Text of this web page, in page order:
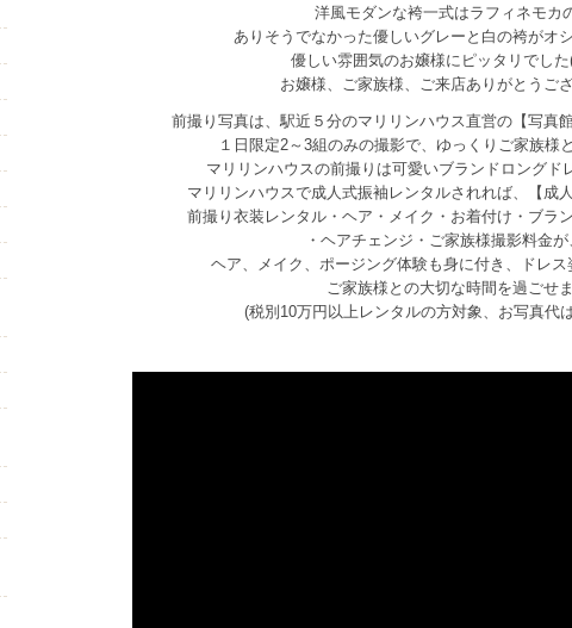
洋風モダンな袴一式はラフィネモカ
ありそうでなかった優しいグレーと白の袴がオ
優しい雰囲気のお嬢様にピッタリでし
お嬢様、ご家族様、ご来店ありがとうご
前撮り写真は、駅近５分のマリリンハウス直営の【写真
１日限定2～3組のみの撮影で、ゆっくりご家族様
マリリンハウスの前撮りは可愛いブランドロングド
マリリンハウスで成人式振袖レンタルされれば、【成
前撮り衣装レンタル・ヘア・メイク・お着付け・ブラ
・ヘアチェンジ・ご家族様撮影料金が
ヘア、メイク、ポージング体験も身に付き、ドレ
ご家族様との大切な時間を過ごせ
(税別10万円以上レンタルの方対象、お写真代